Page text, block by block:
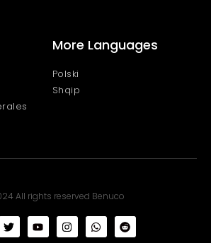
More Languages
Polski
Shqip
All rights reserved Benuco